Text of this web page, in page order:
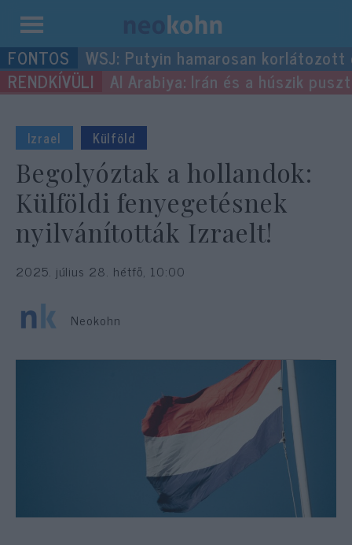
Kilépés
a
tartalomba
WSJ: Putyin hamarosan
Al Arabiya: Irán és a húszik
Izrael Külföld
Begolyóztak a hollandok:
Külföldi fenyegetésnek
nyilvánították Izraelt!
2025. július 28. hétfő, 10:00
Neokohn